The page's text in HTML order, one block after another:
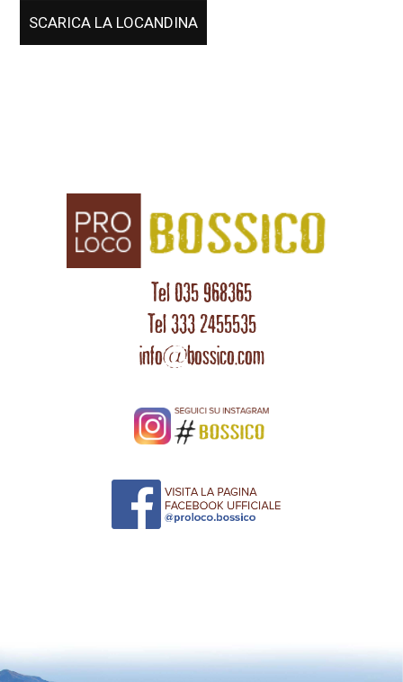
SCARICA LA LOCANDINA
Tel 035 968365
Tel 333 2455535
info@bossico.com